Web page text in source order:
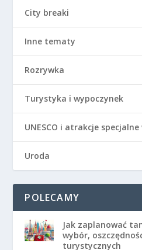
City breaki
Inne tematy
Rozrywka
Turystyka i wypoczynek
UNESCO i atrakcje specjalne
Uroda
POLECAMY
Jak zaplanować
wybór,
turystycznych